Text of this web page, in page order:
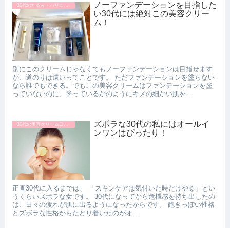
30代のたるみ・ハリにおすすめの美容クリーム
ノーファンデーションを目指した
い30代には絶対この美容クリー
ム！
別にこのクリームじゃなくてもノーファンデーションは目指せます
が、道のりは遠いってことです。 ただファンデーションを塗らない
なら誰でもできる。でもこの美容クリームはファンデーションを塗
っていないのに、塗っているかのようにキメの細かい肌を...
30代の美容クリーム口コミ
ズボラな30代の私にはオールイ
ンワンはぴったり！
正直30代に入るまでは、 「スキンケアは気付いた時だけやる」とい
うくらいズボラな女です。 30代になってから危機感を持ち出したの
は、日々の疲れが肌に出るようになったからです。 飽きっぽい性格
とズボラな性格からたどり着いたのがオ...